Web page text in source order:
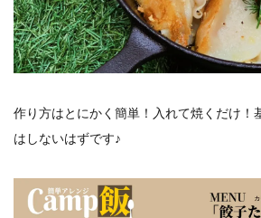
作り方はとにかく簡単！入れて焼くだけ！
はしないはずです♪